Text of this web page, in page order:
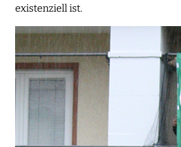
existenziell ist.